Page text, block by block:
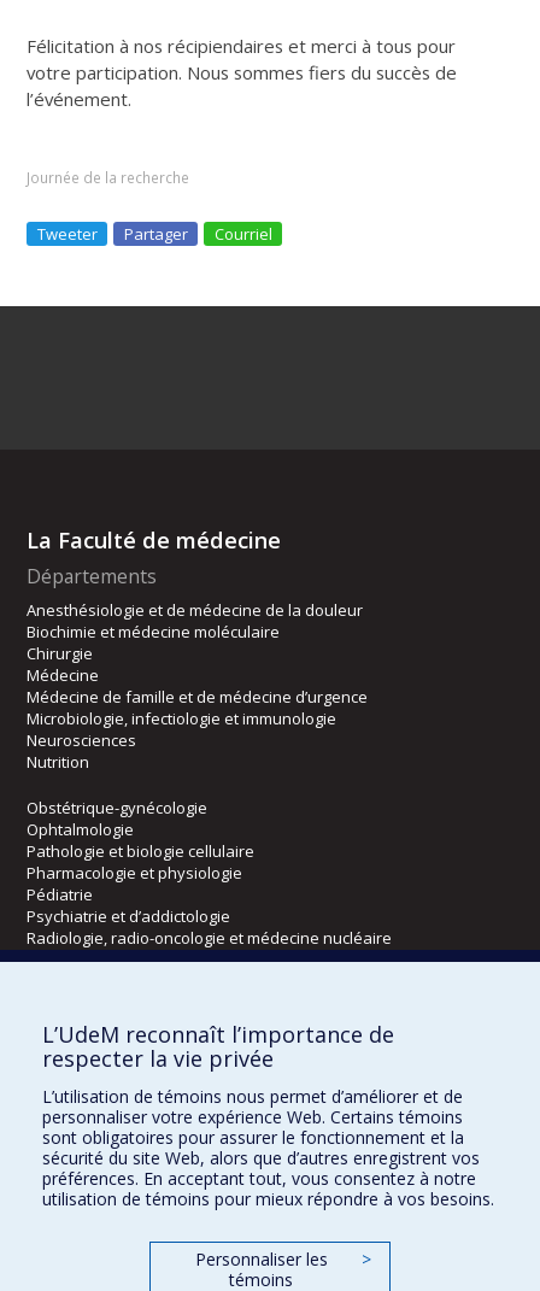
Félicitation à nos récipiendaires et merci à tous pour
votre participation. Nous sommes fiers du succès de
l’événement.
Journée de la recherche
Tweeter Partager Courriel
La Faculté de médecine
Départements
Anesthésiologie et de médecine de la douleur
Biochimie et médecine moléculaire
Chirurgie
Médecine
Médecine de famille et de médecine d’urgence
Microbiologie, infectiologie et immunologie
Neurosciences
Nutrition
Obstétrique-gynécologie
Ophtalmologie
Pathologie et biologie cellulaire
Pharmacologie et physiologie
Pédiatrie
Psychiatrie et d’addictologie
Radiologie, radio-oncologie et médecine nucléaire
Kinésiologie et des sciences de l’activité physique
Orthophonie et audiologie
Réadaptation
Directions
DPC
CPASS
L’UdeM reconnaît l’importance de
respecter la vie privée
L’utilisation de témoins nous permet d’améliorer et de
personnaliser votre expérience Web. Certains témoins
sont obligatoires pour assurer le fonctionnement et la
sécurité du site Web, alors que d’autres enregistrent vos
préférences. En acceptant tout, vous consentez à notre
utilisation de témoins pour mieux répondre à vos besoins.
Personnaliser les
témoins
>